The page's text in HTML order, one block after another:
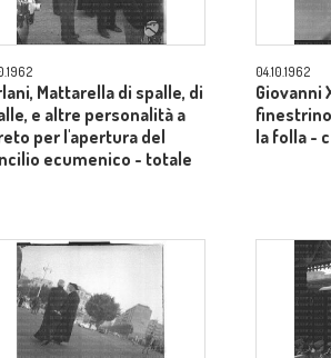
Mattarella di spalle, di
e altre personalità a
per l'apertura del
ecumenico - totale
04.10.1962
Giovanni
la folla -